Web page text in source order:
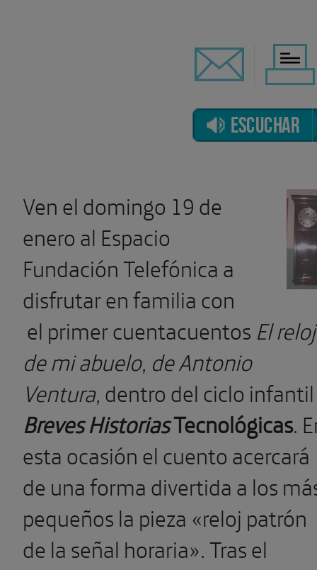
ESCUCHAR
Ven el domingo 19 de
enero al Espacio
Fundación Telefónica a
disfrutar en familia con
el primer cuentacuentos El reloj
de mi abuelo, de Antonio
Ventura,dentro del ciclo infantil
Breves HistoriasTecnológicas.
esta ocasión el cuento acercará
de una forma divertida a los
pequeños la pieza «reloj patrón
de la señal horaria». Tras el